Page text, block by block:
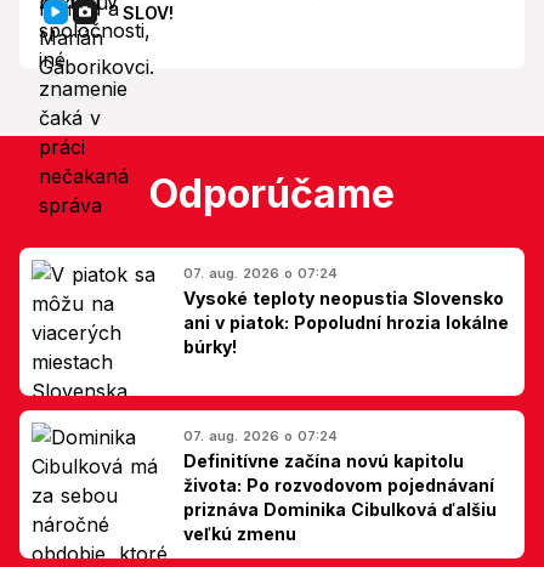
SLOV!
Odporúčame
07. aug. 2026 o 07:24
Vysoké teploty neopustia Slovensko
ani v piatok: Popoludní hrozia lokálne
búrky!
07. aug. 2026 o 07:24
Definitívne začína novú kapitolu
života: Po rozvodovom pojednávaní
priznáva Dominika Cibulková ďalšiu
veľkú zmenu